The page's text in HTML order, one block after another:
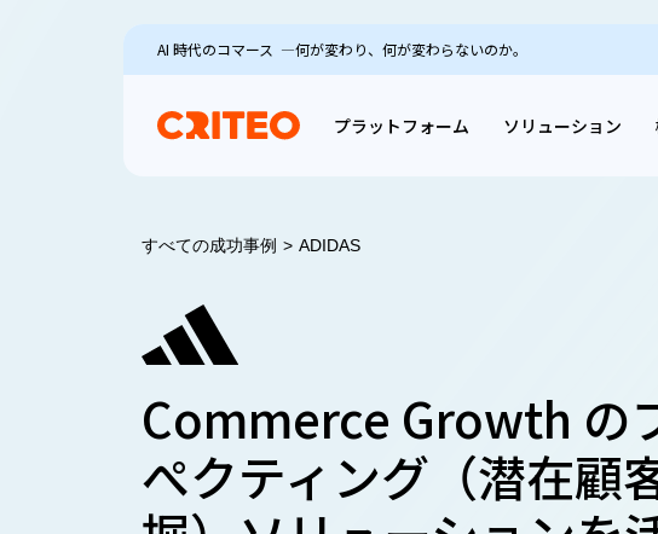
AI 時代のコマース ―何が変わり、何が変わらないのか。
プラットフォーム ソリューション
すべての成功事例 > ADIDAS
Commerce Growth の
ぺクティング（潜在顧